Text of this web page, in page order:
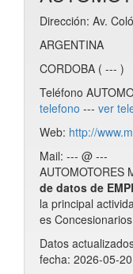
Dirección: Av.
ARGENTINA
CORDOBA ( --- )
Teléfono
telefono --- ver
Web: http://
Mail: --- @ ---
AUTOMOTORES
de datos de
la principal
es
Datos
fecha: 2026-05-20